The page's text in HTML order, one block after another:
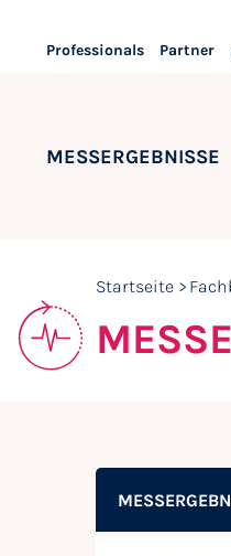
Professionals Partner
MESSERGEBNISSE
Startseite